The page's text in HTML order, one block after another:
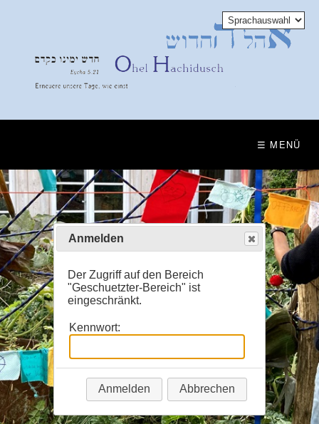
Anmelden
Der Zugriff auf den Bereich
"Geschuetzter-Bereich" ist
eingeschränkt.
Kennwort:
Anmelden Abbrechen